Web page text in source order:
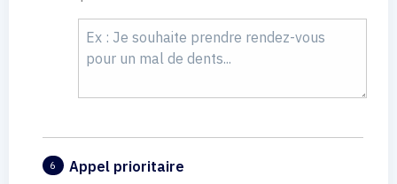
6 Appel prioritaire